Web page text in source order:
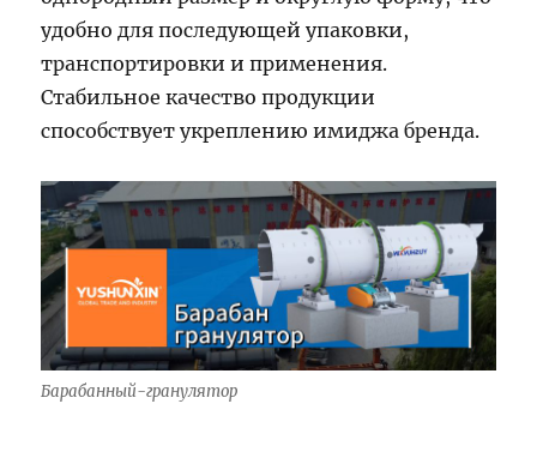
удобно для последующей упаковки,
транспортировки и применения.
Стабильное качество продукции
способствует укреплению имиджа бренда.
Барабанный-гранулятор